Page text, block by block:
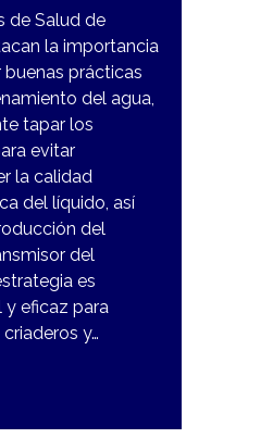
de Salud de
la importancia
prácticas
del agua,
tapar los
evitar
la calidad
del líquido, así
del
del
es
eficaz para
y…